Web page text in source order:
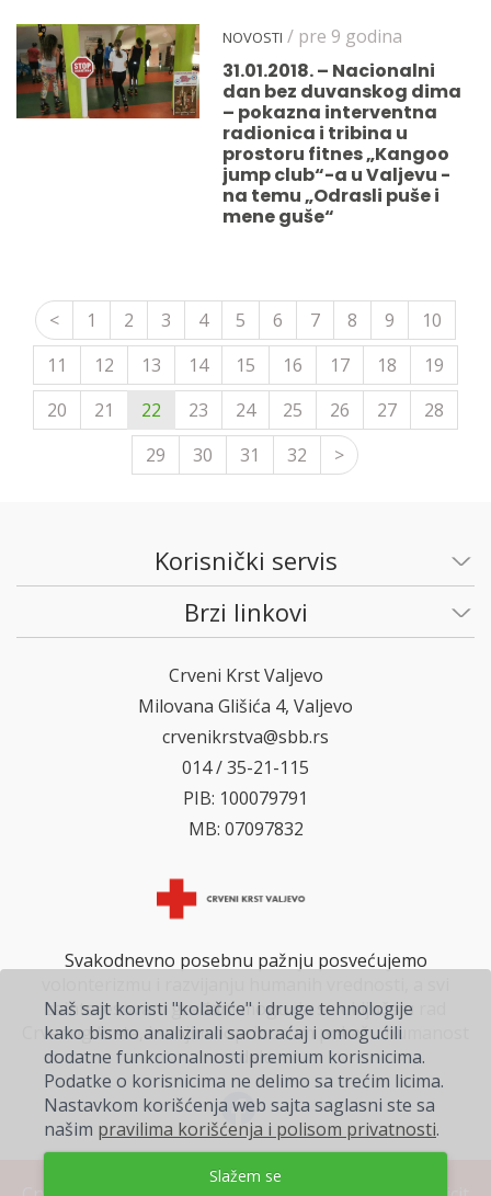
NOVOSTI / pre 9 godina
31.01.2018. – Nacionalni
dan bez duvanskog dima
– pokazna interventna
radionica i tribina u
prostoru fitnes „Kangoo
jump club“-a u Valjevu -
na temu „Odrasli puše i
mene guše“
< 1 2 3 4 5 6 7 8 9
10
11
12 13 14 15 16 17 18
19
20
21 22 23 24 25 26 27
28
29
30 31 32 >
Korisnički servis
Brzi linkovi
Crveni Krst Valjevo
Milovana Glišića 4, Valjevo
crvenikrstva@sbb.rs
014 / 35-21-115
PIB: 100079791
MB: 07097832
Svakodnevno posebnu pažnju posvećujemo
zainteresovani građani mogu da se uključe u rad
Crvenog krsta, i svojim doprinosom pokažu humanost
na delu.
Naš sajt koristi "kolačiće" i druge tehnologije
kako bismo analizirali saobraćaj i omogućili
dodatne funkcionalnosti premium korisnicima.
Podatke o korisnicima ne delimo sa trećim licima.
Nastavkom korišćenja web sajta saglasni ste sa
našim pravilima korišćenja i polisom privatnosti.
Slažem se